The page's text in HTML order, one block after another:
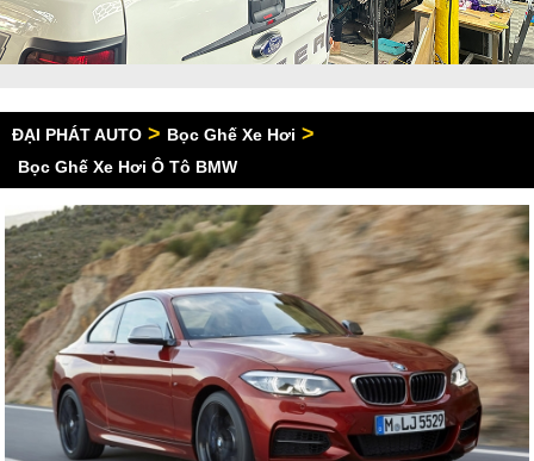
ĐẠI PHÁT AUTO > Bọc Ghế Xe Hơi >
Bọc Ghế Xe Hơi Ô Tô BMW